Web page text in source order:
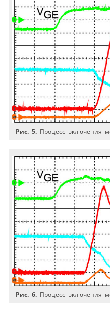
Рис. 5. Процесс включения
Рис. 6. Процесс включения